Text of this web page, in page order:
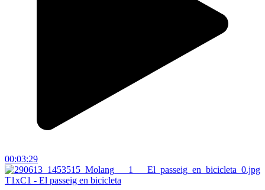
00:03:29
T1xC1 - El passeig en bicicleta